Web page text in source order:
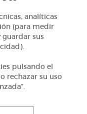
analíticas
(para medir
guardar sus
pulsando el
rechazar su uso